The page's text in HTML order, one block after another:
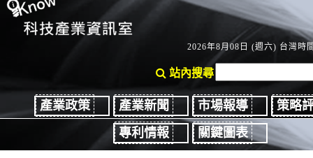
2026年8月08日 (週六) 台灣時
站內搜尋
產業政策 產業新聞 市場報導
策略
專利情報
關鍵圖表